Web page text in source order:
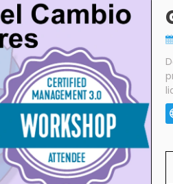
liderazgo.